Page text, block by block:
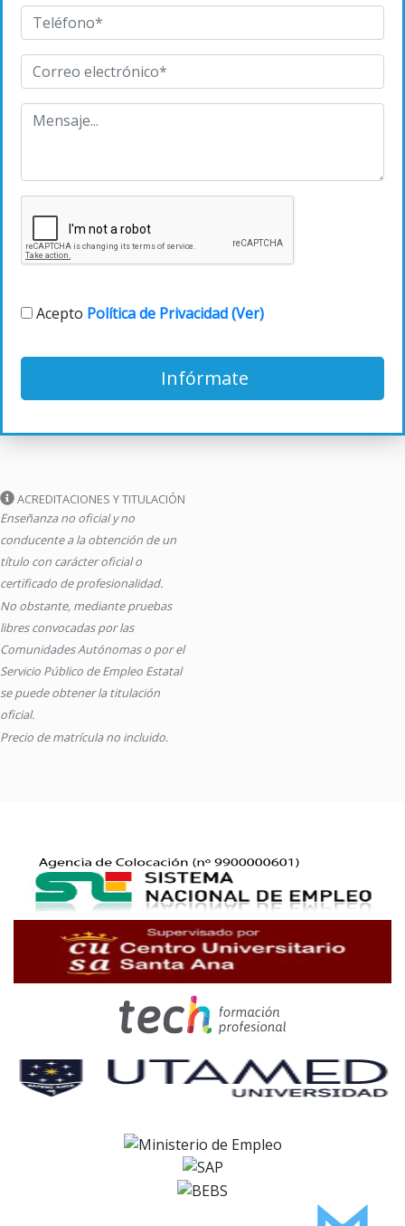
Acepto Política de Privacidad (Ver)
Infórmate
ACREDITACIONES Y TITULACIÓN
Enseñanza no oficial y no
conducente a la obtención de un
título con carácter oficial o
certificado de profesionalidad.
No obstante, mediante pruebas
libres convocadas por las
Comunidades Autónomas o por el
Servicio Público de Empleo Estatal
se puede obtener la titulación
oficial.
Precio de matrícula no incluido.